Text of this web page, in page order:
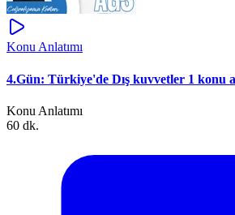
Konu Anlatımı
4.Gün: Türkiye'de Dış kuvvetler 1 konu
Konu Anlatımı
60 dk.